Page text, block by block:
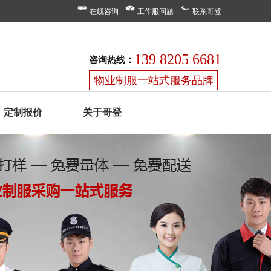
在线咨询 工作服问题 联系哥登
咨询热线： 139 8205 6681
物业制服一站式服务品牌
定制报价 关于哥登